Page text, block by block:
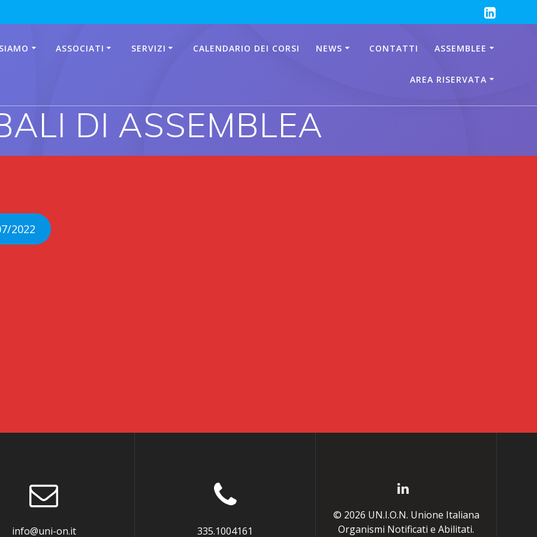
ASSOCIATI SERVIZI CALENDARIO DEI CORSI NEWS CONTATTI ASSEMBLEE
AREA RISERVATA
DI ASSEMBLEA
2022
info@uni-on.it 335.1004161
© 2026 UN.I.O.N. Unione Italiana
Organismi Notificati e Abilitati.